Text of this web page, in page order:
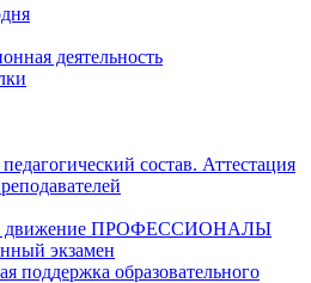
деятельность
состав. Аттестация
движение ПРОФЕССИОНАЛЫ
экзамен
поддержка образовательного